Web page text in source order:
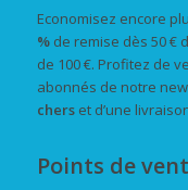
Economisez encore
%de remise dès 50 €
de 100 €. Profitez de
abonnés de notre
cherset d’une
Points de